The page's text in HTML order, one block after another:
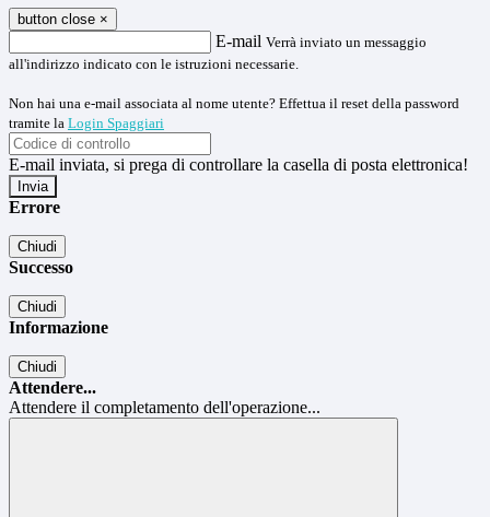
button close ×
E-mail Verrà inviato un messaggio
all'indirizzo indicato con le istruzioni necessarie.
Non hai una e-mail associata al nome utente? Effettua il reset della password
tramite la Login Spaggiari
E-mail inviata, si prega di controllare la casella di posta elettronica!
Errore
Chiudi
Successo
Chiudi
Informazione
Chiudi
Attendere...
Attendere il completamento dell'operazione...